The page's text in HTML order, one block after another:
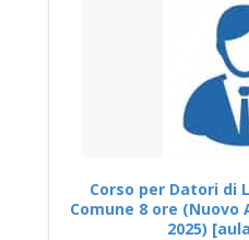
Corso per Datori di
Comune 8 ore
2025)